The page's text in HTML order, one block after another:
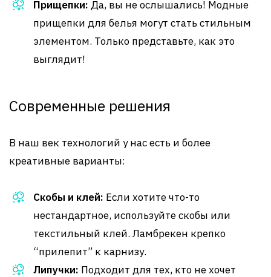
Прищепки: Да, вы не ослышались! Модные
прищепки для белья могут стать стильным
элементом. Только представьте, как это
выглядит!
Современные решения
В наш век технологий у нас есть и более
креативные варианты:
Скобы и клей: Если хотите что-то
нестандартное, используйте скобы или
текстильный клей. Ламбрекен крепко
“прилепит” к карнизу.
Липучки: Подходит для тех, кто не хочет